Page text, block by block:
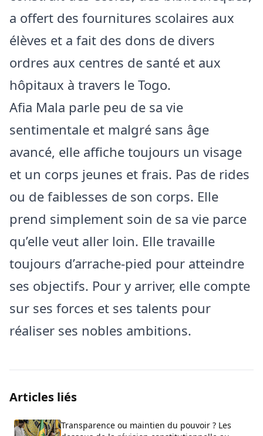
a offert des fournitures scolaires aux
élèves et a fait des dons de divers
ordres aux centres de santé et aux
hôpitaux à travers le Togo.
Afia Mala parle peu de sa vie
sentimentale et malgré sans âge
avancé, elle affiche toujours un visage
et un corps jeunes et frais. Pas de rides
ou de faiblesses de son corps. Elle
prend simplement soin de sa vie parce
qu’elle veut aller loin. Elle travaille
toujours d’arrache-pied pour atteindre
ses objectifs. Pour y arriver, elle compte
sur ses forces et ses talents pour
réaliser ses nobles ambitions.
Articles liés
Transparence ou maintien du pouvoir ? Les